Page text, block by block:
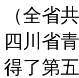
（全省
四川省
得了第